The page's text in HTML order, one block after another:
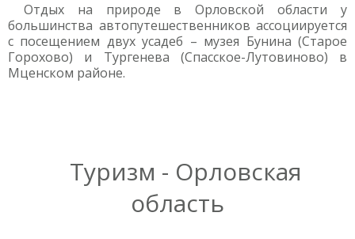
Отдых на природе в Орловской области у
большинства автопутешественников ассоциируется
с посещением двух усадеб – музея Бунина (Старое
Горохово) и Тургенева (Спасское-Лутовиново) в
Мценском районе.
Туризм - Орловская
область